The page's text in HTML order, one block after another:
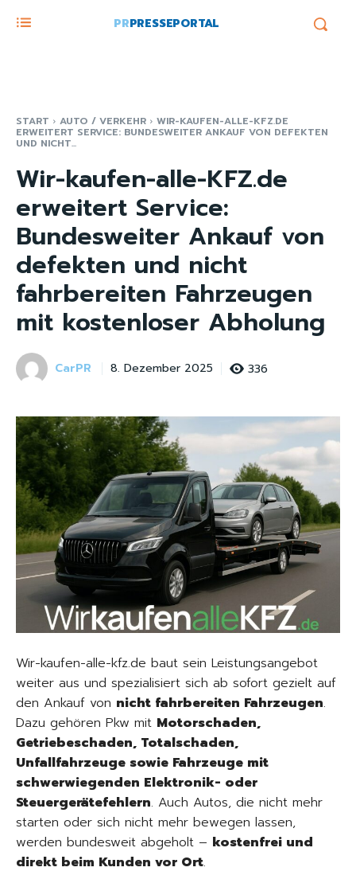
PRPRESSEPORTAL
START AUTO / VERKEHR WIR-KAUFEN-ALLE-KFZ.DE
ERWEITERT SERVICE: BUNDESWEITER ANKAUF VON DEFEKTEN
UND NICHT...
Wir-kaufen-alle-KFZ.de
erweitert Service:
Bundesweiter Ankauf von
defekten und nicht
fahrbereiten Fahrzeugen
mit kostenloser Abholung
CarPR 8. Dezember 2025 336
Wir-kaufen-alle-kfz.de baut sein Leistungsangebot
weiter aus und spezialisiert sich ab sofort gezielt auf
den Ankauf von nicht fahrbereiten Fahrzeugen.
Dazu gehören Pkw mit Motorschaden,
Getriebeschaden, Totalschaden,
Unfallfahrzeuge sowie Fahrzeuge mit
schwerwiegenden Elektronik- oder
Steuergerätefehlern. Auch Autos, die nicht mehr
starten oder sich nicht mehr bewegen lassen,
werden bundesweit abgeholt – kostenfrei und
direkt beim Kunden vor Ort.